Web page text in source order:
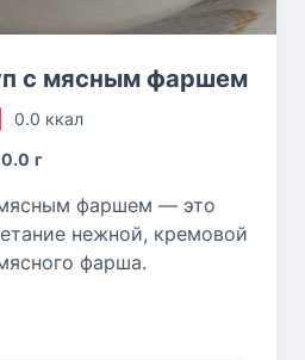
с мясным фаршем
0.0 ккал
0.0 г
фаршем — это
нежной, кремовой
фарша.